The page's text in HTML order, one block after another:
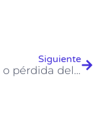
Siguiente
Robo o pérdida del smartphone